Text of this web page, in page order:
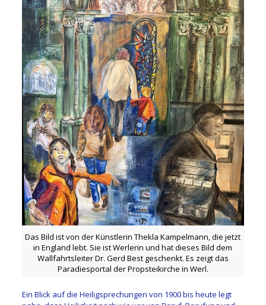
Das Bild ist von der Künstlerin Thekla Kampelmann, die jetzt
in England lebt. Sie ist Werlerin und hat dieses Bild dem
Wallfahrtsleiter Dr. Gerd Best geschenkt. Es zeigt das
Paradiesportal der Propsteikirche in Werl.
Ein Blick auf die Heiligsprechungen von 1900 bis heute legt